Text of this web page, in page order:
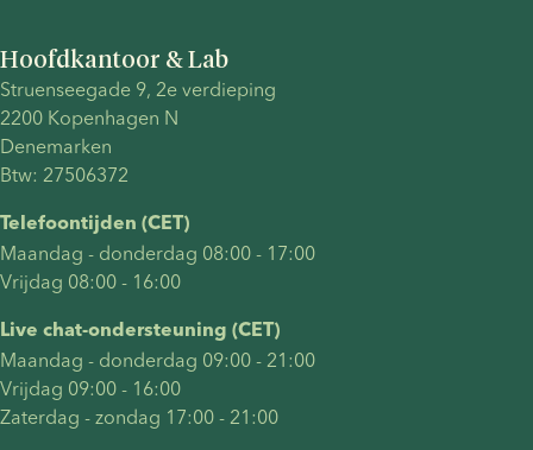
Hoofdkantoor & Lab
Struenseegade 9, 2e verdieping
2200 Kopenhagen N
Denemarken
Btw: 27506372
Telefoontijden (CET)
Maandag - donderdag 08:00 - 17:00
Vrijdag 08:00 - 16:00
Live chat-ondersteuning (CET)
Maandag - donderdag 09:00 - 21:00
Vrijdag 09:00 - 16:00
Zaterdag - zondag 17:00 - 21:00